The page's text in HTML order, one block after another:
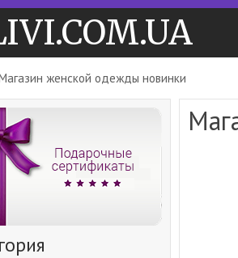
женской одежды новинки